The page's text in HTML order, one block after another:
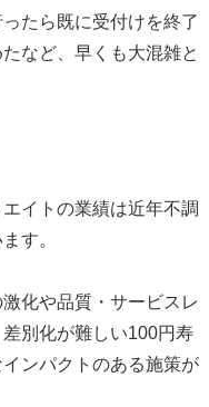
たら既に受付けを終了
など、早くも大混雑と
イトの業績は近年不調
す。
化や品質・サービスレ
別化が難しい100円寿
ンパクトのある施策が